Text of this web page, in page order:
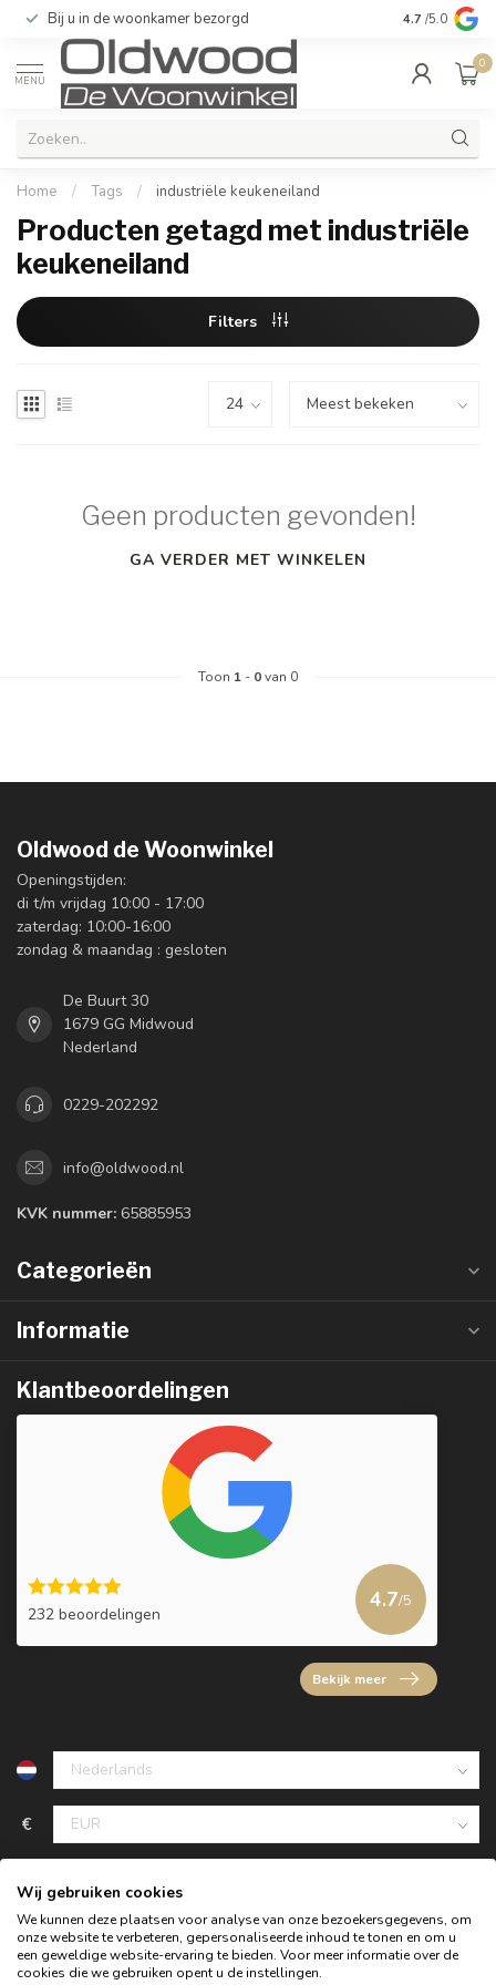
Bij u in de woonkamer bezorgd Kwaliteit &
4.7 /5.0
MENU
0
Home / Tags / industriële keukeneiland
Producten getagd met industriële
keukeneiland
Filters
Geen producten gevonden!
GA VERDER MET WINKELEN
Toon 1 - 0van 0
Oldwood de Woonwinkel
Openingstijden:
di t/m vrijdag 10:00 - 17:00
zaterdag: 10:00-16:00
zondag & maandag : gesloten
De Buurt 30
1679 GG Midwoud
Nederland
0229-202292
info@oldwood.nl
KVK nummer: 65885953
Categorieën
Informatie
Klantbeoordelingen
232 beoordelingen
4.7/5
Bekijk meer
€
Wij gebruiken cookies
We kunnen deze plaatsen voor analyse van onze bezoekersgegevens, om
onze website te verbeteren, gepersonaliseerde inhoud te tonen en om u
een geweldige website-ervaring te bieden. Voor meer informatie over de
cookies die we gebruiken opent u de instellingen.